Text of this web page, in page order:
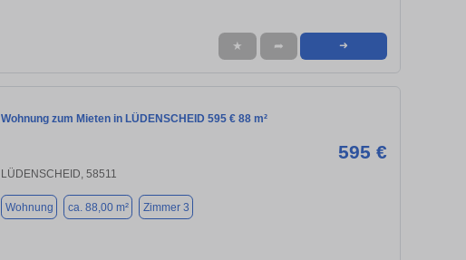
★ ➦ ➜
Wohnung zum Mieten in LÜDENSCHEID 595 € 88 m²
595 €
LÜDENSCHEID, 58511
Wohnung ca. 88,00 m² Zimmer 3